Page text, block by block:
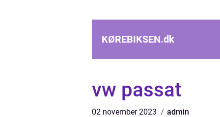
KØREBIKSEN.dk
vw passat
02 november 2023 admin